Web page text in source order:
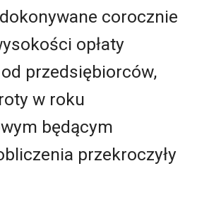
corocznie
opłaty
przedsiębiorców,
w roku
będącym
przekroczyły